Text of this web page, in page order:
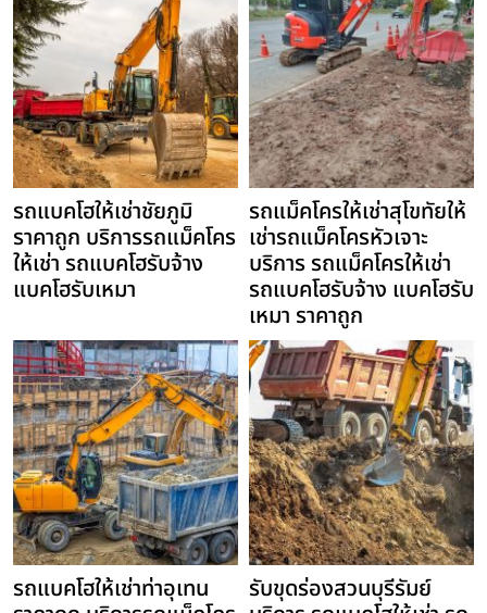
รถแบคโฮให้เช่าชัยภูมิ
ราคาถูก บริการรถแม็คโคร
ให้เช่า รถแบคโฮรับจ้าง
แบคโฮรับเหมา
รถแม็คโครให้เช่าสุโขทัยให้
เช่ารถแม็คโครหัวเจาะ
บริการ รถแม็คโครให้เช่า
รถแบคโฮรับจ้าง แบคโฮรับ
เหมา ราคาถูก
รถแบคโฮให้เช่าท่าอุเทน
รับขุดร่องสวนบุรีรัมย์